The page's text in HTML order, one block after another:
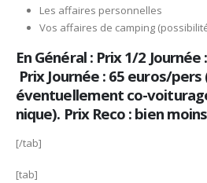
Les affaires personnelles
Vos affaires de camping
En Général : Prix 1/2
Prix Journée : 65 euros/
éventuellement co-
nique). Prix Reco : bien
[/tab]
[tab]